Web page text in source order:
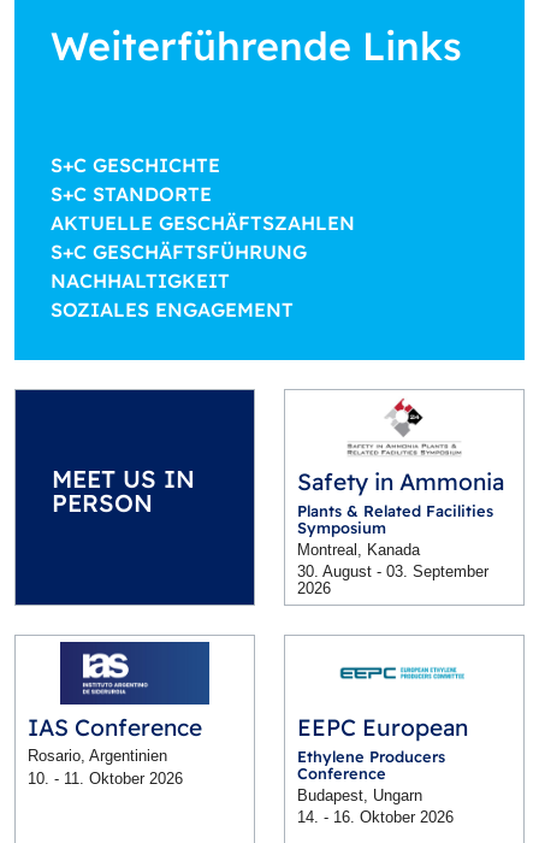
Weiterführende Links
S+C GESCHICHTE
S+C STANDORTE
AKTUELLE GESCHÄFTSZAHLEN
S+C GESCHÄFTSFÜHRUNG
NACHHALTIGKEIT
SOZIALES ENGAGEMENT
MEET US IN
PERSON
Safety in Ammonia
Plants & Related Facilities
Symposium
Montreal, Kanada
30. August - 03. September
2026
IAS Conference
Rosario, Argentinien
10. - 11. Oktober 2026
EEPC European
Ethylene Producers
Conference
Budapest, Ungarn
14. - 16. Oktober 2026